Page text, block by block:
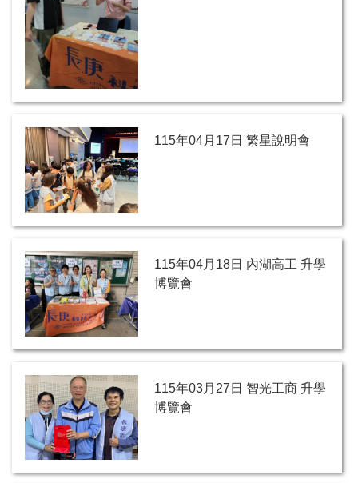
115年04月17日 繁星說明會
115年04月18日 內湖高工 升學
博覽會
115年03月27日 智光工商 升學
博覽會